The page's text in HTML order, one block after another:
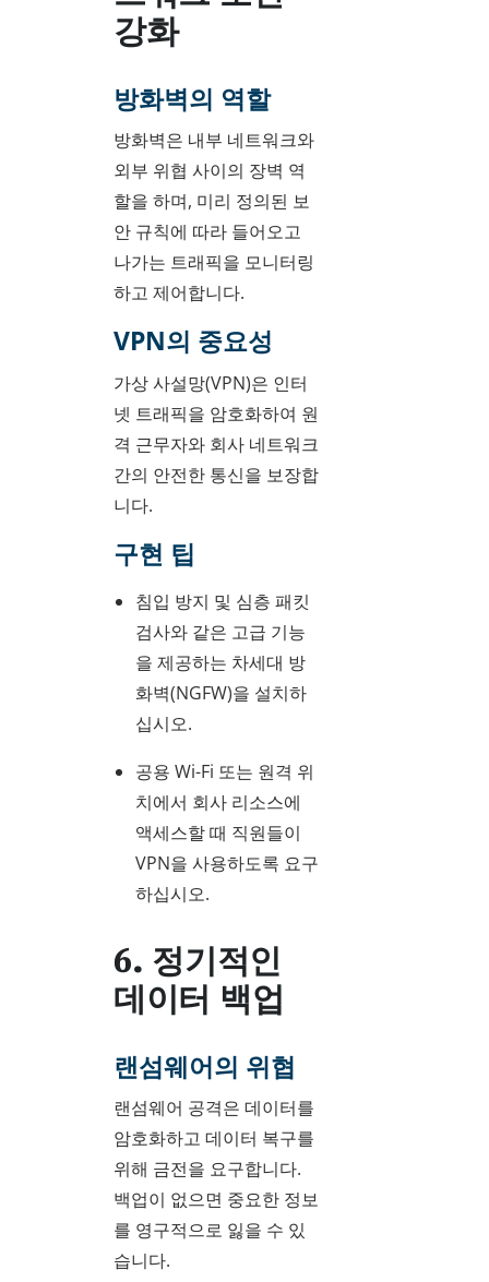
강화
방화벽의 역할
방화벽은 내부 네트워크와
외부 위협 사이의 장벽 역
할을 하며, 미리 정의된 보
안 규칙에 따라 들어오고
나가는 트래픽을 모니터링
하고 제어합니다.
VPN의 중요성
가상 사설망(VPN)은 인터
넷 트래픽을 암호화하여 원
격 근무자와 회사 네트워크
간의 안전한 통신을 보장합
니다.
구현 팁
침입 방지 및 심층 패킷
검사와 같은 고급 기능
을 제공하는 차세대 방
화벽(NGFW)을 설치하
십시오.
공용 Wi-Fi 또는 원격 위
치에서 회사 리소스에
액세스할 때 직원들이
VPN을 사용하도록 요구
하십시오.
6. 정기적인
데이터 백업
랜섬웨어의 위협
랜섬웨어 공격은 데이터를
암호화하고 데이터 복구를
위해 금전을 요구합니다.
백업이 없으면 중요한 정보
를 영구적으로 잃을 수 있
습니다.